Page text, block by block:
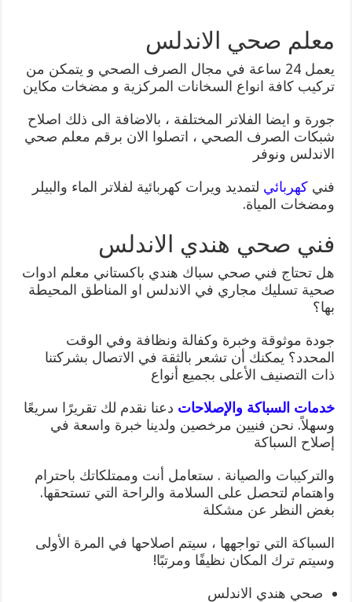
معلم صحي الاندلس
يعمل 24 ساعة في مجال الصرف الصحي و يتمكن من
تركيب كافة انواع السخانات المركزية و مضخات مكاين
جورة و ايضا الفلاتر المختلفة ، بالاضافة الى ذلك اصلاح
شبكات الصرف الصحي ، اتصلوا الان برقم معلم صحي
الاندلس ونوفر
فنيكهربائي لتمديد ويرات كهربائية لفلاتر الماء والبيلر
ومضخات المياة.
فني صحي هندي الاندلس
هل تحتاج فني صحي سباك هندي باكستاني معلم ادوات
صحية تسليك مجاري في الاندلس او المناطق المحيطة
بها؟
جودة موثوقة وخبرة وكفالة ونظافة وفي الوقت
المحدد؟ يمكنك أن تشعر بالثقة في الاتصال بشركتنا
ذات التصنيف الأعلى بجميع أنواع
خدمات السباكة والإصلاحات دعنا نقدم لك تقريرًا سريعًا
وسهلاً. نحن فنيين مرخصين ولدينا خبرة واسعة في
إصلاح السباكة
والتركيبات والصيانة . ستعامل أنت وممتلكاتك باحترام
واهتمام لتحصل على السلامة والراحة التي تستحقها.
بغض النظر عن مشكلة
السباكة التي تواجهها ، سيتم اصلاحها في المرة الأولى
وسيتم ترك المكان نظيفًا ومرتبًا!
صحي هندي الاندلس